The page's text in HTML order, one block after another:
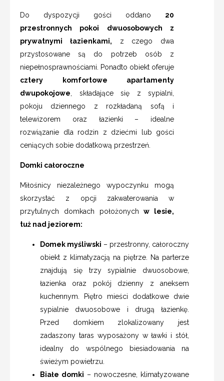
Do dyspozycji gości oddano 20
przestronnych pokoi dwuosobowych z
prywatnymi łazienkami, z czego dwa
przystosowane są do potrzeb osób z
niepełnosprawnościami. Ponadto obiekt oferuje
cztery komfortowe apartamenty
dwupokojowe , składające się z sypialni,
pokoju dziennego z rozkładaną sofą i
telewizorem oraz łazienki – idealne
rozwiązanie dla rodzin z dziećmi lub gości
ceniących sobie dodatkową przestrzeń.
Domki całoroczne
Miłośnicy niezależnego wypoczynku mogą
skorzystać z opcji zakwaterowania w
przytulnych domkach położonych w lesie,
tuż nad jeziorem:
Domek myśliwski – przestronny, całoroczny
obiekt z klimatyzacją na piętrze. Na parterze
znajdują się trzy sypialnie dwuosobowe,
łazienka oraz pokój dzienny z aneksem
kuchennym. Piętro mieści dodatkowe dwie
sypialnie dwuosobowe i drugą łazienkę.
Przed domkiem zlokalizowany jest
zadaszony taras wyposażony w ławki i stół,
idealny do wspólnego biesiadowania na
świeżym powietrzu.
Białe domki – nowoczesne, klimatyzowane